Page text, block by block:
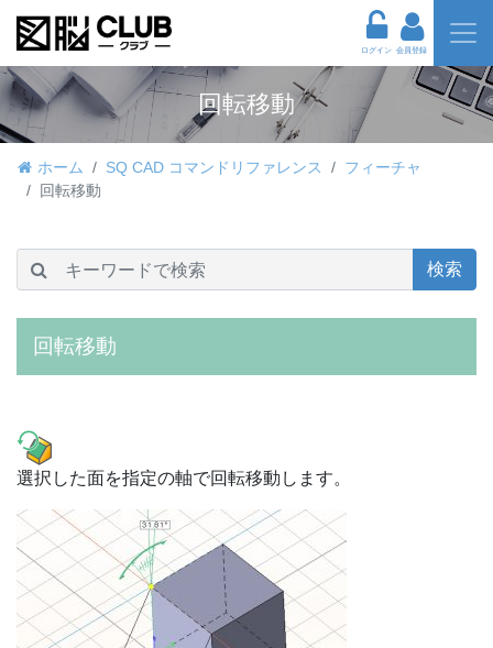
ログイン 会員登録
回転移動
ホーム SQ CAD コマンドリファレンス
フィーチャ
回転移動
検索
回転移動
選択した面を指定の軸で回転移動します。